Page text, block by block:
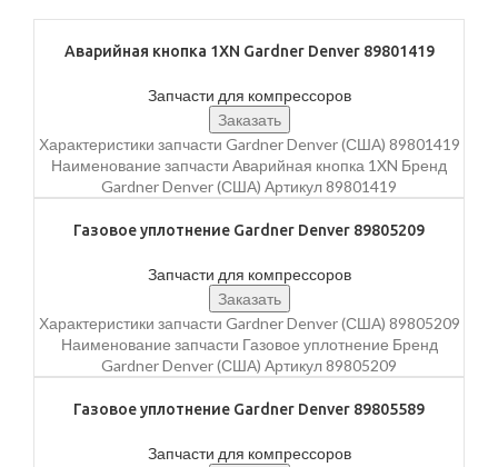
Аварийная кнопка 1XN Gardner Denver 89801419
Запчасти для компрессоров
Заказать
Характеристики запчасти Gardner Denver (США) 89801419
Наименование запчасти Аварийная кнопка 1XN Бренд
Gardner Denver (США) Артикул 89801419
Газовое уплотнение Gardner Denver 89805209
Запчасти для компрессоров
Заказать
Характеристики запчасти Gardner Denver (США) 89805209
Наименование запчасти Газовое уплотнение Бренд
Gardner Denver (США) Артикул 89805209
Газовое уплотнение Gardner Denver 89805589
Запчасти для компрессоров